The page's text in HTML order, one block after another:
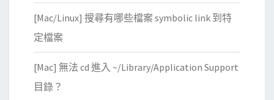
[Mac/Linux] 搜尋有哪些檔案 symbolic link 到特
定檔案
[Mac] 無法 cd 進入 ~/Library/Application Support
目錄？